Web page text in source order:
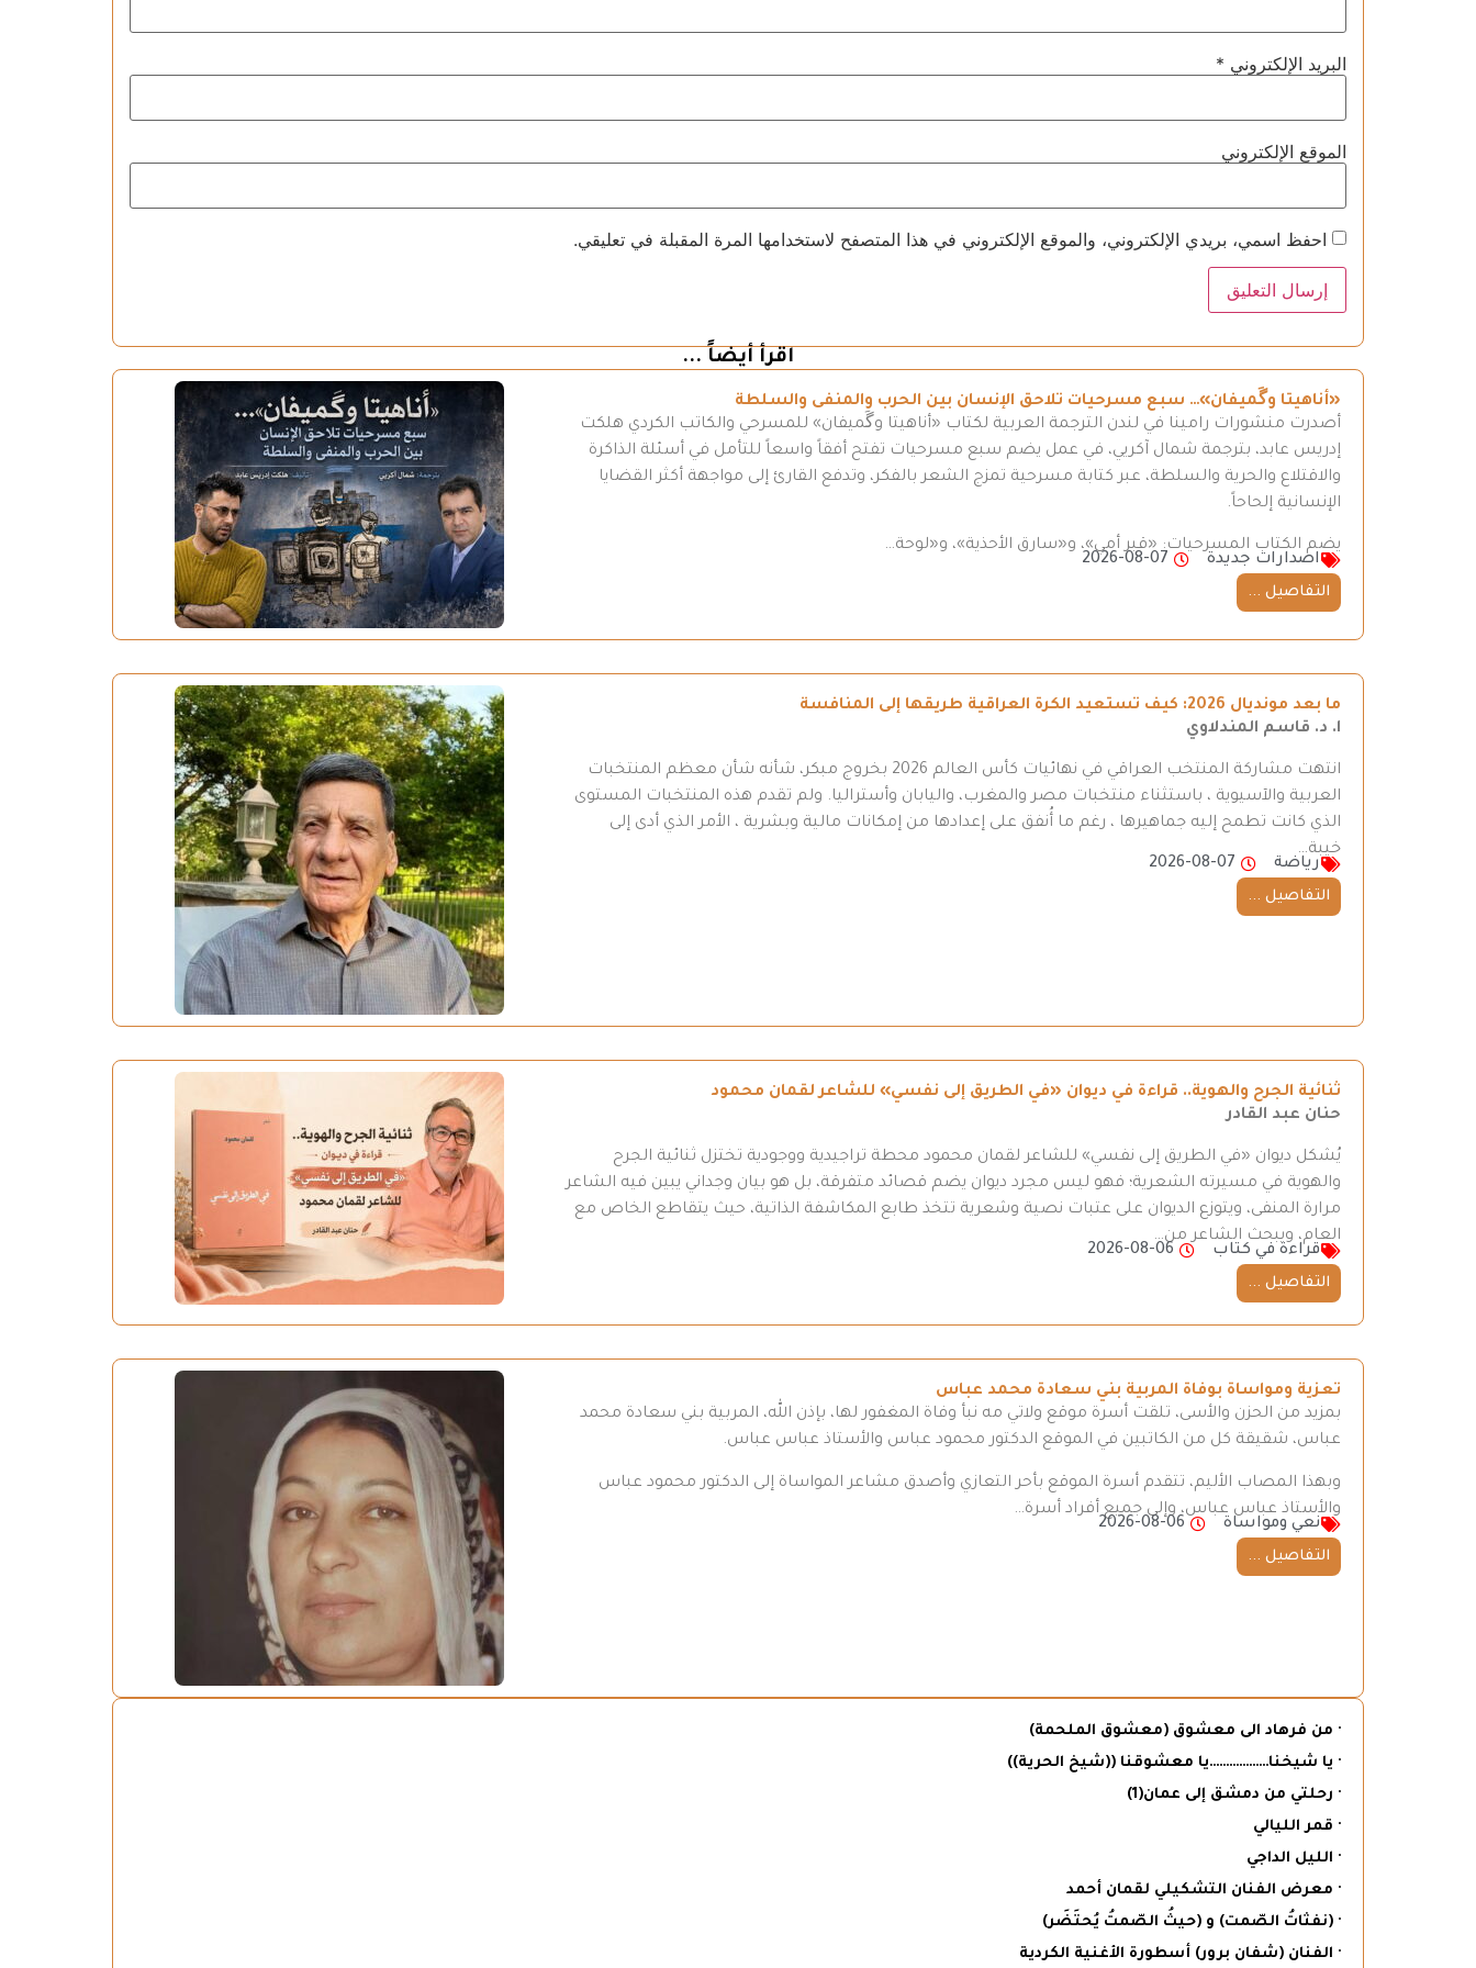
البريد الإلكتروني *
الموقع الإلكتروني
احفظ اسمي، بريدي الإلكتروني، والموقع الإلكتروني في هذا المتصفح لاستخدامها المرة المقبلة في تعليقي.
اقرأ أيضاً ...
«أناهيتا وگَميفان»… سبع مسرحيات تلاحق الإنسان بين الحرب والمنفى والسلطة
أصدرت منشورات رامينا في لندن الترجمة العربية لكتاب «أناهيتا وگَميفان» للمسرحي والكاتب الكردي هلكت
إدريس عابد، بترجمة شمال آكريي، في عمل يضم سبع مسرحيات تفتح أفقاً واسعاً للتأمل في أسئلة الذاكرة
والاقتلاع والحرية والسلطة، عبر كتابة مسرحية تمزج الشعر بالفكر، وتدفع القارئ إلى مواجهة أكثر القضايا
الإنسانية إلحاحاً.
يضم الكتاب المسرحيات: «قبر أمي»، و«سارق الأحذية»، و«لوحة…
اصدارات جديدة
2026-08-07
التفاصيل ...
ما بعد مونديال 2026: كيف تستعيد الكرة العراقية طريقها إلى المنافسة
ا. د. قاسم المندلاوي
انتهت مشاركة المنتخب العراقي في نهائيات كأس العالم 2026 بخروج مبكر، شأنه شأن معظم المنتخبات
العربية والآسيوية ، باستثناء منتخبات مصر والمغرب، واليابان وأستراليا. ولم تقدم هذه المنتخبات المستوى
الذي كانت تطمح إليه جماهيرها ، رغم ما أُنفق على إعدادها من إمكانات مالية وبشرية ، الأمر الذي أدى إلى
خيبة…
رياضة
2026-08-07
التفاصيل ...
ثنائية الجرح والهوية.. قراءة في ديوان «في الطريق إلى نفسي» للشاعر لقمان محمود
حنان عبد القادر
يُشكل ديوان «في الطريق إلى نفسي» للشاعر لقمان محمود محطة تراجيدية ووجودية تختزل ثنائية الجرح
والهوية في مسيرته الشعرية؛ فهو ليس مجرد ديوان يضم قصائد متفرقة، بل هو بيان وجداني يبين فيه الشاعر
مرارة المنفى، ويتوزع الديوان على عتبات نصية وشعرية تتخذ طابع المكاشفة الذاتية، حيث يتقاطع الخاص مع
العام، ويبحث الشاعر من…
قراءة في كتاب
2026-08-06
التفاصيل ...
تعزية ومواساة بوفاة المربية بني سعادة محمد عباس
بمزيد من الحزن والأسى، تلقت أسرة موقع ولاتي مه نبأ وفاة المغفور لها، بإذن الله، المربية بني سعادة محمد
عباس، شقيقة كل من الكاتبين في الموقع الدكتور محمود عباس والأستاذ عباس عباس.
وبهذا المصاب الأليم، تتقدم أسرة الموقع بأحر التعازي وأصدق مشاعر المواساة إلى الدكتور محمود عباس
والأستاذ عباس عباس، وإلى جميع أفراد أسرة…
نعي ومواساة
2026-08-06
التفاصيل ...
· من فرهاد الى معشوق (معشوق الملحمة)
· يا شيخنا………………يا معشوقنا ((شيخ الحرية))
· رحلتي من دمشق إلى عمان(1)
· قمر الليالي
· الليل الداجي
· معرض الفنان التشكيلي لقمان أحمد
· (نفثاتُ الصّمت) و (حيثُ الصّمتُ يُحتَضَر)
· الفنان (شفان برور) أسطورة الأغنية الكردية